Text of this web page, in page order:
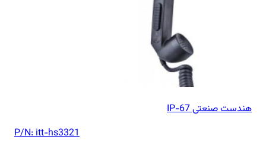
هندست صنعتی IP-67
P/N:itt-hs3321